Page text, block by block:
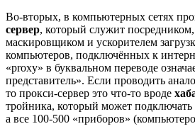
Во-вторых, в компьютерных сетях
сервер, который служит
маскировщиком и ускорителем
компьютеров, подключённых к
«proxy» в буквальном переводе
представитель». Если проводить
то прокси-сервер это что-то вроде
тройника, который может подключать
а все 100-500 «приборов»